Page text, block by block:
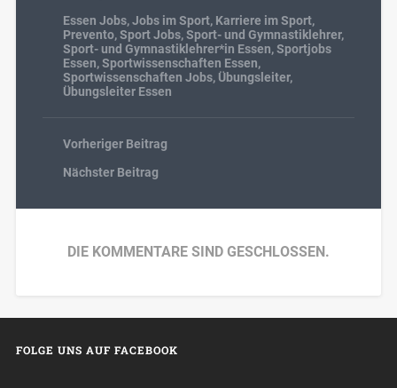
Essen Jobs,Jobs im Sport, Karriere im Sport,
Prevento,Sport Jobs,Sport- und Gymnastiklehrer,
Sport- und Gymnastiklehrer*in Essen,Sportjobs
Essen,Sportwissenschaften Essen,
Sportwissenschaften Jobs, Übungsleiter,
Übungsleiter Essen
Vorheriger Beitrag
Nächster Beitrag
DIE KOMMENTARE SIND GESCHLOSSEN.
FOLGE UNS AUF FACEBOOK